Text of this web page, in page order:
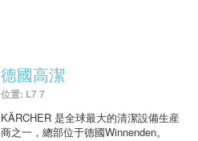
德國高潔
位置: L7 7
KÄRCHER 是全球最大的清潔設備生産
商之一，總部位于德國Winnenden。